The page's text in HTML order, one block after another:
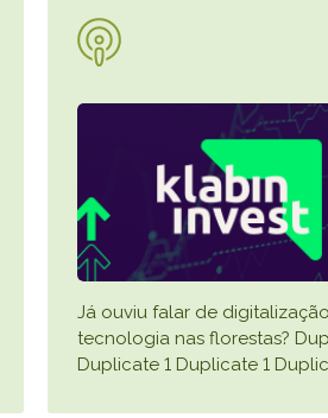
Já ouviu falar de
tecnologia nas florestas?
Duplicate 1 Duplicate 1